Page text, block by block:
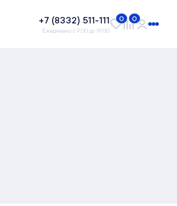
+7 (8332) 511-111
Ежедневно с 9:00 до 19:00
0 0